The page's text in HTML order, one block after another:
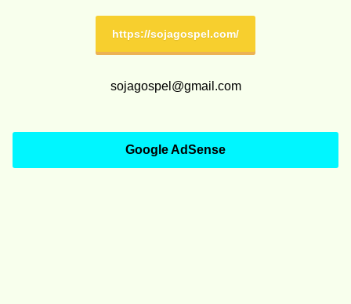
https://sojagospel.com/
sojagospel@gmail.com
Google AdSense